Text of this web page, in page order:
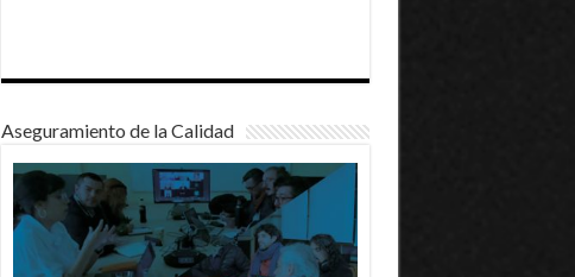
Aseguramiento de la Calidad